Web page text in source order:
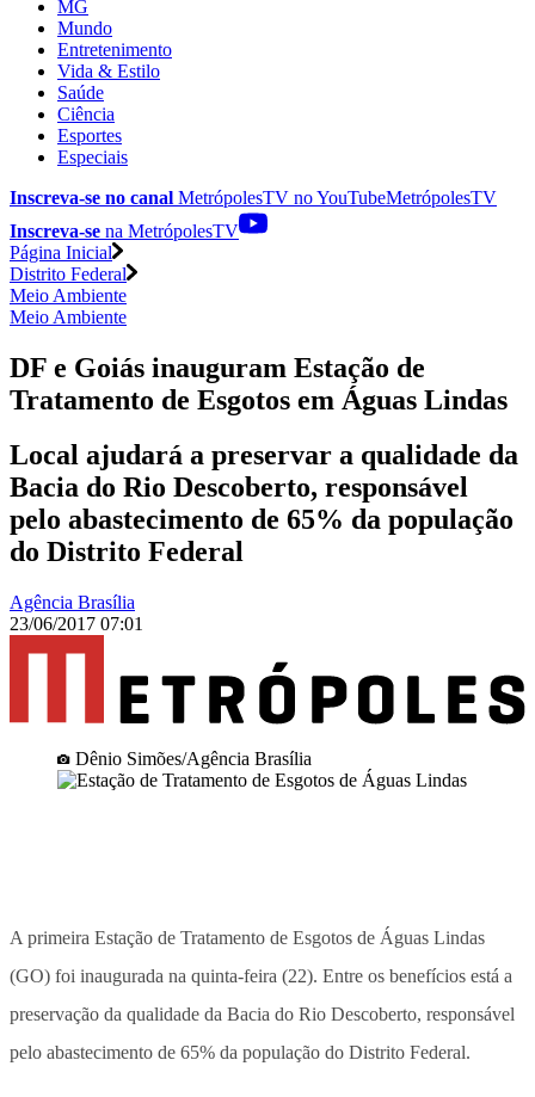
MG
Mundo
Entretenimento
Vida & Estilo
Saúde
Ciência
Esportes
Especiais
Inscreva-se no canal MetrópolesTV noYouTubeMetrópolesTV
Inscreva-se na MetrópolesTV
Página Inicial
Distrito Federal
Meio Ambiente
Meio Ambiente
DF e Goiás inauguram Estação de
Tratamento de Esgotos em Águas Lindas
Local ajudará a preservar a qualidade da
Bacia do Rio Descoberto, responsável
pelo abastecimento de 65% da população
do Distrito Federal
Agência Brasília
23/06/2017 07:01
Dênio Simões/Agência Brasília
A primeira Estação de Tratamento de Esgotos de Águas Lindas
(GO) foi inaugurada na quinta-feira (22). Entre os benefícios está a
preservação da qualidade da Bacia do Rio Descoberto, responsável
pelo abastecimento de 65% da população do Distrito Federal.